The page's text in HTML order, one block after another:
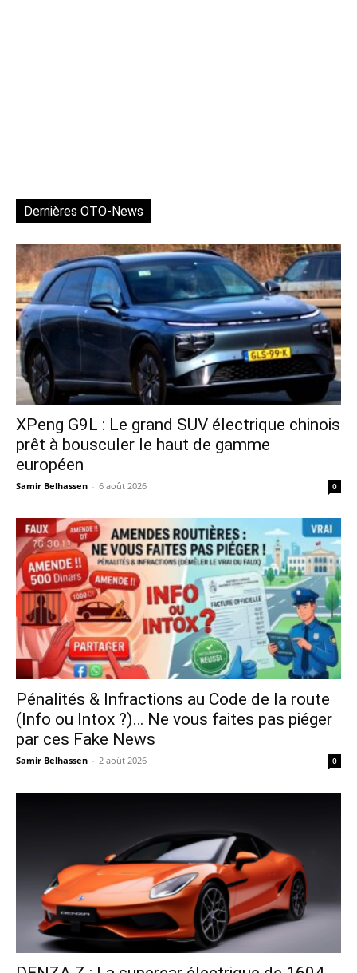
Dernières OTO-News
XPeng G9L : Le grand SUV électrique chinois
prêt à bousculer le haut de gamme
européen
Samir Belhassen - 6 août 2026 0
Pénalités & Infractions au Code de la route
(Info ou Intox ?)… Ne vous faites pas piéger
par ces Fake News
Samir Belhassen - 2 août 2026 0